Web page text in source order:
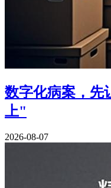
数字化病案，
上"
2026-08-07